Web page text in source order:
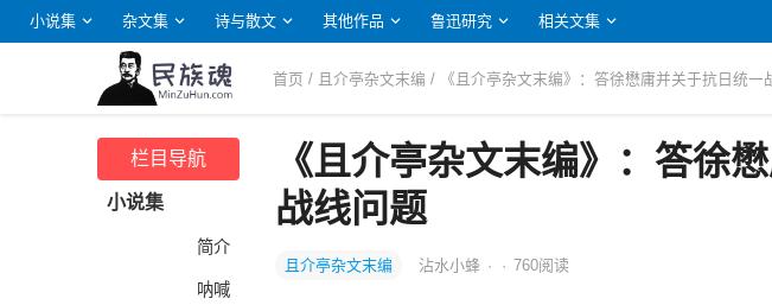
小说集 杂文集 诗与散文 其他作品 鲁迅研究 相关文集
首页 / 且介亭杂文末编 / 《且介亭杂文末编》：答徐懋庸并关于抗日统一
栏目导航
小说集
简介
呐喊
《且介亭杂文末编》：答徐
战线问题
且介亭杂文末编 沾水小蜂 · · 760阅读